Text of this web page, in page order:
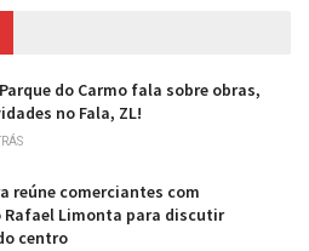
do Carmo fala sobre obras,
no Fala, ZL!
reúne comerciantes com
Limonta para discutir
centro